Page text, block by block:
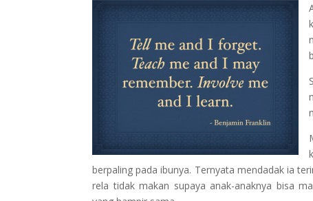
berpaling pada ibunya. Ternyata mendadak ia
rela tidak makan supaya anak-anaknya bisa